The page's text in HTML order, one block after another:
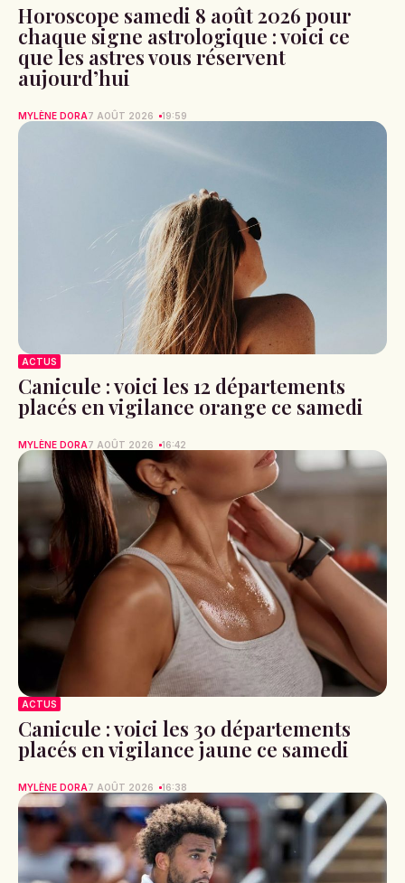
Horoscope samedi 8 août 2026 pour
chaque signe astrologique : voici ce
que les astres vous réservent
aujourd’hui
MYLÈNE DORA7 AOÛT 2026 19:59
ACTUS
Canicule : voici les 12 départements
placés en vigilance orange ce samedi
MYLÈNE DORA7 AOÛT 2026 16:42
ACTUS
Canicule : voici les 30 départements
placés en vigilance jaune ce samedi
MYLÈNE DORA7 AOÛT 2026 16:38